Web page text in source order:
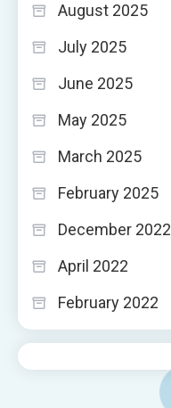
August 2025
July 2025
June 2025
May 2025
March 2025
February 2025
December 2022
April 2022
February 2022